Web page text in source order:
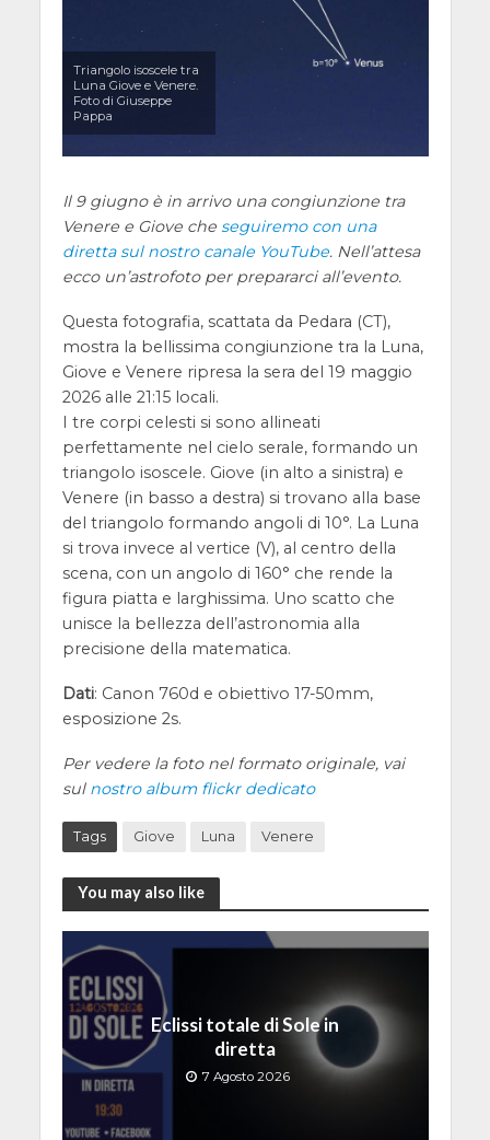
Triangolo isoscele tra
Luna Giove e Venere.
Foto di Giuseppe
Pappa
Il 9 giugno è in arrivo una congiunzione tra
Venere e Giove che seguiremo con una
diretta sul nostro canale YouTube. Nell’attesa
ecco un’astrofoto per prepararci all’evento.
Questa fotografia, scattata da Pedara (CT),
mostra la bellissima congiunzione tra la Luna,
Giove e Venere ripresa la sera del 19 maggio
2026 alle 21:15 locali.
I tre corpi celesti si sono allineati
perfettamente nel cielo serale, formando un
triangolo isoscele. Giove (in alto a sinistra) e
Venere (in basso a destra) si trovano alla base
del triangolo formando angoli di 10°. La Luna
si trova invece al vertice (V), al centro della
scena, con un angolo di 160° che rende la
figura piatta e larghissima. Uno scatto che
unisce la bellezza dell’astronomia alla
precisione della matematica.
Dati: Canon 760d e obiettivo 17-50mm,
esposizione 2s.
Per vedere la foto nel formato originale, vai
sul nostro album flickr dedicato
Tags Giove Luna Venere
You may also like
Eclissi totale di Sole in
diretta
7 Agosto 2026